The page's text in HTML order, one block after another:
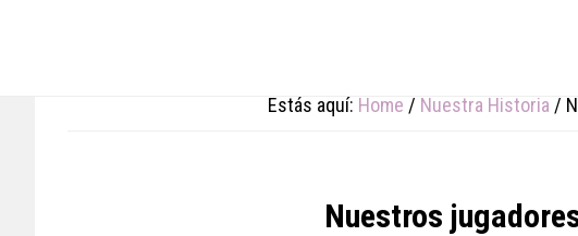
Estás aquí: Home / Nuestra Historia /
Nuestros